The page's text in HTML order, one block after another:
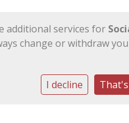
additional services for
change or withdraw
I decline